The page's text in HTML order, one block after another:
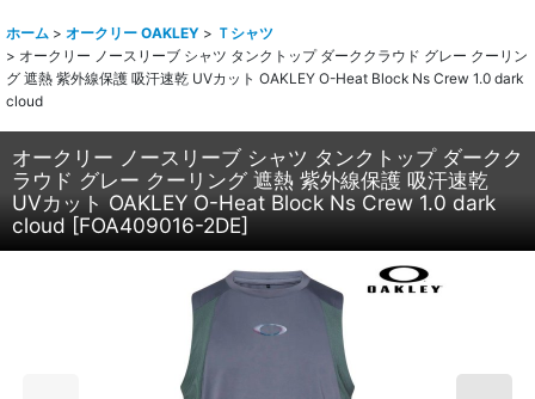
ホーム > オークリー OAKLEY > Ｔシャツ
> オークリー ノースリーブ シャツ タンクトップ ダーククラウド グレー クーリン
グ 遮熱 紫外線保護 吸汗速乾 UVカット OAKLEY O-Heat Block Ns Crew 1.0 dark
cloud
オークリー ノースリーブ シャツ タンクトップ ダークク
ラウド グレー クーリング 遮熱 紫外線保護 吸汗速乾
UVカット OAKLEY O-Heat Block Ns Crew 1.0 dark
cloud [FOA409016-2DE]